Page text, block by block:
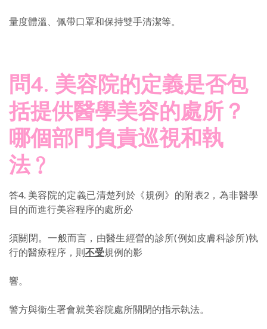
量度體溫、佩帶口罩和保持雙手清潔等。
問4. 美容院的定義是否包
括提供醫學美容的處所？
哪個部門負責巡視和執
法﹖
答4. 美容院的定義已清楚列於《規例》的附表2，為非醫學
目的而進行美容程序的處所必
須關閉。一般而言，由醫生經營的診所(例如皮膚科診所)執
行的醫療程序，則不受規例的影
響。
警方與衞生署會就美容院處所關閉的指示執法。